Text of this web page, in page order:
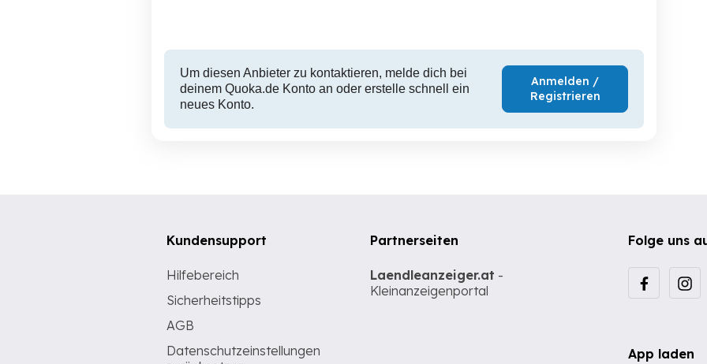
Um diesen Anbieter zu kontaktieren, melde dich bei
deinem Quoka.de Konto an oder erstelle schnell ein
neues Konto.
Anmelden /
Registrieren
Folge uns
App laden
Kundensupport
Hilfebereich
Sicherheitstipps
AGB
Datenschutzeinstellungen
Partnerseiten
Laendleanzeiger.at -
Kleinanzeigenportal